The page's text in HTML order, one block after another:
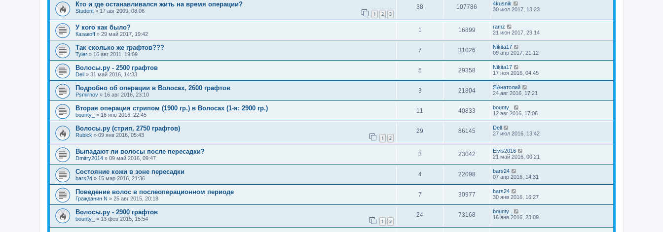
Кто и где останавливался жить на время операции?
Student » 17 авг 2009, 08:06 1 2 3
38 107786
4kusnik
30 июл 2017, 13:23
У кого как было?
Казакoff » 29 май 2017, 19:42
1 16899
ramz
21 июн 2017, 23:14
Так сколько же графтов???
Tyler » 16 авг 2011, 19:09
7 31026
Nikita17
09 апр 2017, 21:12
Волосы.ру - 2500 графтов
Dell » 31 май 2016, 14:33
5 29358
Nikita17
17 ноя 2016, 04:45
Подробно об операции в Волосах, 2600 графтов
Psmirnov » 16 авг 2016, 23:10
3 21804
ЯАнатолий
24 авг 2016, 17:21
Вторая операция стрипом (1900 гр.) в Волосах (1-я: 2900 гр.)
bounty_ » 16 янв 2016, 22:45
11 40833
bounty_
12 авг 2016, 17:06
Волосы.ру (стрип, 2750 графтов)
Rubick » 09 янв 2016, 05:43 1 2
29 86145
Dell
27 июл 2016, 13:42
Выпадают ли волосы после пересадки?
Dmitry2014 » 09 май 2016, 09:47
3 23042
Elvis2016
21 май 2016, 00:21
Состояние кожи в зоне пересадки
bars24 » 15 мар 2016, 21:36
4 22098
bars24
07 апр 2016, 14:31
Поведение волос в послеоперационном периоде
Гражданин N » 25 авг 2015, 20:18
7 30977
bars24
30 янв 2016, 16:27
Волосы.ру - 2900 графтов
bounty_ » 13 фев 2015, 15:54 1 2
24 73168
bounty_
16 янв 2016, 23:09